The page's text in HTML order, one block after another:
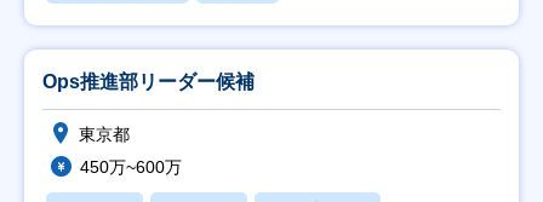
Ops推進部リーダー候補
東京都
450万~600万